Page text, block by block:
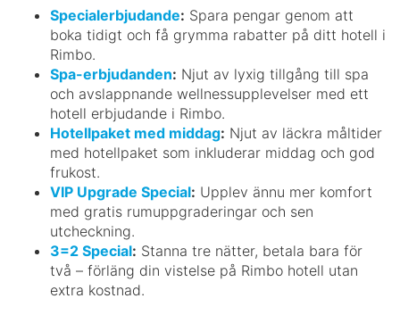
Specialerbjudande: Spara pengar genom att
boka tidigt och få grymma rabatter på ditt hotell i
Rimbo.
Spa-erbjudanden: Njut av lyxig tillgång till spa
och avslappnande wellnessupplevelser med ett
hotell erbjudande i Rimbo.
Hotellpaket med middag: Njut av läckra måltider
med hotellpaket som inkluderar middag och god
frukost.
VIP Upgrade Special: Upplev ännu mer komfort
med gratis rumuppgraderingar och sen
utcheckning.
3=2 Special: Stanna tre nätter, betala bara för
två – förläng din vistelse på Rimbo hotell utan
extra kostnad.